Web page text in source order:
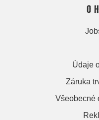
O
Údaje
Záruka
Všeobecné